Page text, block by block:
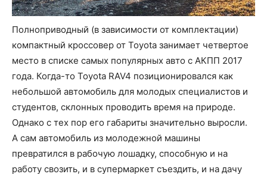
Полноприводный (в зависимости от комплектации)
компактный кроссовер от Toyota занимает четвертое
место в списке самых популярных авто с АКПП 2017
года. Когда-то Toyota RAV4 позиционировался как
небольшой автомобиль для молодых специалистов и
студентов, склонных проводить время на природе.
Однако с тех пор его габариты значительно выросли.
А сам автомобиль из молодежной машины
превратился в рабочую лошадку, способную и на
работу свозить, и в супермаркет съездить, и на дачу